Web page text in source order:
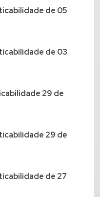
de 05
de 03
29 de
29 de
de 27